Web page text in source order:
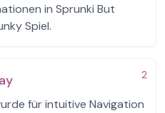
in Sprunki But
Spiel.
2
für intuitive Navigation